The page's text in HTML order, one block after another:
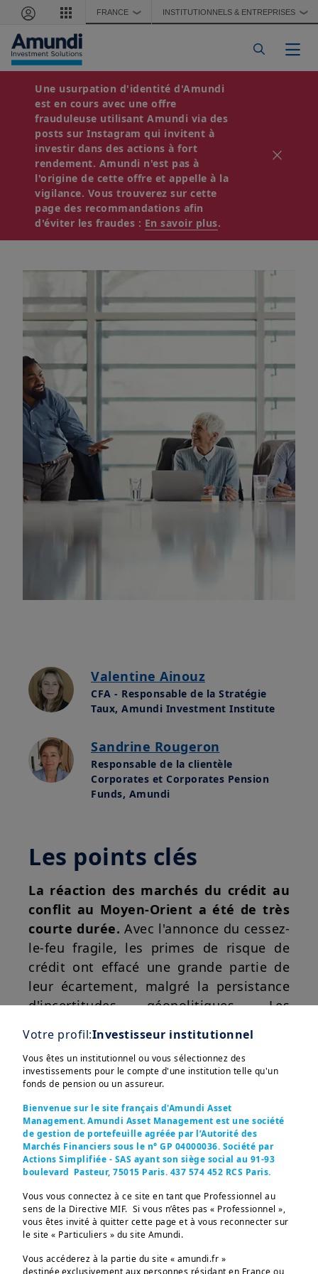
Aller au contenu principal
FRANCE ❯ INSTITUTIONNELS & ENTREPRISES ❯
Une usurpation d'identité d'Amundi
est en cours avec une offre
frauduleuse utilisant Amundi via des
posts sur Instagram qui invitent à
investir dans des actions à fort
rendement. Amundi n'est pas à
l'origine de cette offre et appelle à la
vigilance. Vous trouverez sur cette
page des recommandations afin
d'éviter les fraudes : En savoir plus.
TRÉSORERIE
17 mai, 20266 minutes de lecture
Point sur le marché
crédit € - Mai 2026
Télécharger
Valentine Ainouz
CFA - Responsable de la Stratégie
Taux, Amundi Investment Institute
Sandrine Rougeron
Responsable de la clientèle
Corporates et Corporates Pension
Funds, Amundi
Les points clés
La réaction des marchés du crédit au
conflit au Moyen-Orient a été de très
courte durée. Avec l'annonce du cessez-
le-feu fragile, les primes de risque de
crédit ont effacé une grande partie de
leur écartement, malgré la persistance
d'incertitudes géopolitiques. Les
pas de préoccupations majeures
concernant la croissance mondiale. Pour
l'instant, les investisseurs considèrent
l'impact du conflit comme un choc
inflationniste temporaire aux effets
limités sur la croissance. Les prix de
gros du pétrole et du gaz ont augmenté
d'environ 60 % et 70 % respectivement.
Les rendements des obligations d'État
ont augmenté sur l'ensemble de la
courbe, en particulier à court terme. Les
marchés des taux ont réévalué les
Afficher plus
Votre profil:Investisseur institutionnel
Vous êtes un institutionnel ou vous sélectionnez des
investissements pour le compte d'une institution telle qu'un
fonds de pension ou un assureur.
Bienvenue sur le site français d'Amundi Asset
Management. Amundi Asset Management est une société
de gestion de portefeuille agréée par l’Autorité des
Marchés Financiers sous le n° GP 04000036. Société par
Actions Simplifiée - SAS ayant son siège social au 91-93
boulevard Pasteur, 75015 Paris. 437 574 452 RCS Paris.
Vous vous connectez à ce site en tant que Professionnel au
sens de la Directive MIF. Si vous n’êtes pas « Professionnel »,
vous êtes invité à quitter cette page et à vous reconnecter sur
le site « Particuliers » du site Amundi.
Vous accéderez à la partie du site « amundi.fr »
destinée exclusivement aux personnes résidant en France ou
Ces informations sont destinées exclusivement aux
investisseurs “Professionnels” au sens de la Directive
2004/39/CE du 21 avril 2004 « MIF »  et des articles 314-4
et suivants du Règlement Général de l’AMF. Elles ne
s’adressent pas au grand public ou aux particuliers non-
aux “US Persons”, telle que cette expression est définie